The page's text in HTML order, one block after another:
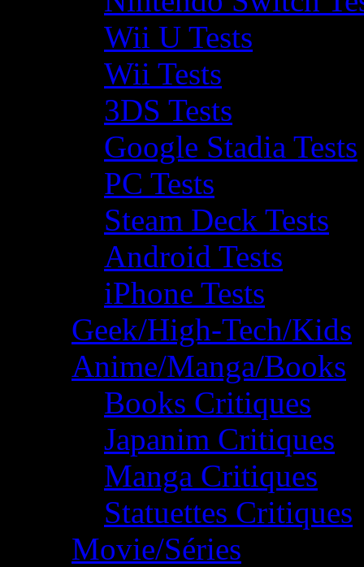
Wii U Tests
Wii Tests
3DS Tests
Google Stadia Tests
PC Tests
Steam Deck Tests
Android Tests
iPhone Tests
Geek/High-Tech/Kids
Anime/Manga/Books
Books Critiques
Japanim Critiques
Manga Critiques
Statuettes Critiques
Movie/Séries